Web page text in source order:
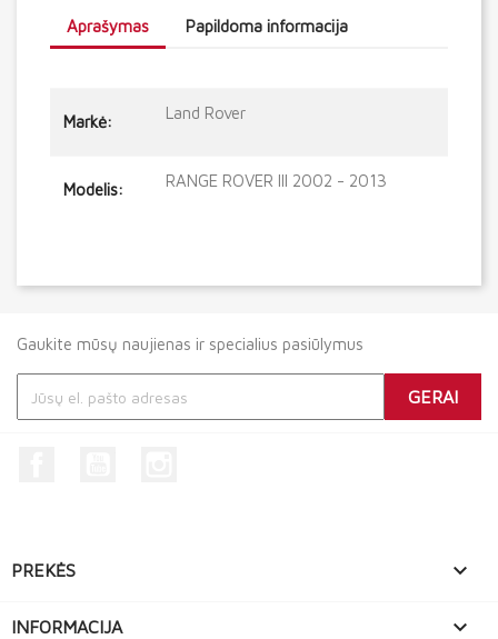
Aprašymas Papildoma informacija
Markė: Land Rover
Modelis: RANGE ROVER III 2002 - 2013
Gaukite mūsų naujienas ir specialius pasiūlymus
PREKĖS 
INFORMACIJA 